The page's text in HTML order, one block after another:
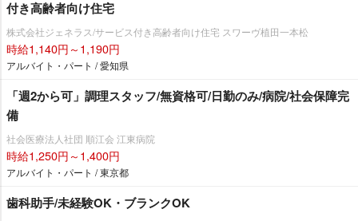
付き高齢者向け住宅
株式会社ジェネラス/サービス付き高齢者向け住宅 スワーヴ植田一本松
時給1,140円～1,190円
アルバイト・パート / 愛知県
「週2から可」調理スタッフ/無資格可/日勤のみ/病院/社会保障完
備
社会医療法人社団 順江会 江東病院
時給1,250円～1,400円
アルバイト・パート / 東京都
歯科助手/未経験OK・ブランクOK